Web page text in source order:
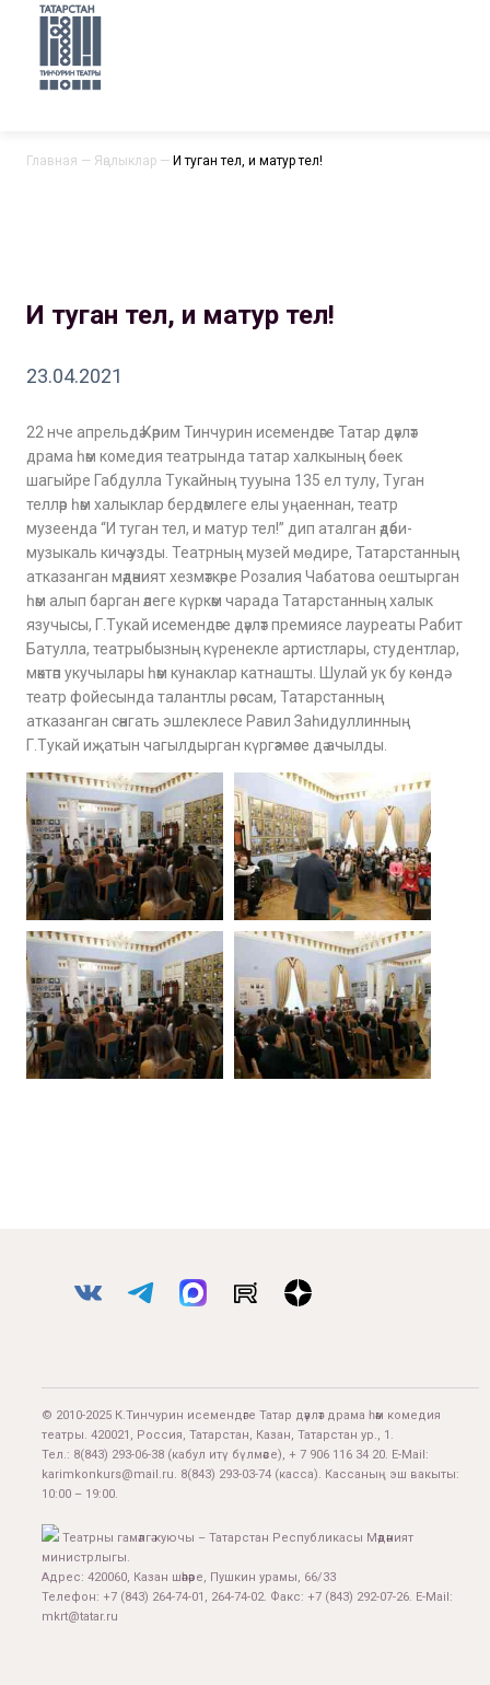
Главная — Яңалыклар — И туган тел, и матур тел!
И туган тел, и матур тел!
23.04.2021
22 нче апрельдә Кәрим Тинчурин исемендәге Татар дәүләт
драма һәм комедия театрында татар халкының бөек
шагыйре Габдулла Тукайның тууына 135 ел тулу, Туган
телләр һәм халыклар бердәмлеге елы уңаеннан, театр
музеенда “И туган тел, и матур тел!” дип аталган әдәби-
музыкаль кичә узды. Театрның музей мөдире, Татарстанның
атказанган мәдәният хезмәткәре Розалия Чабатова оештырган
һәм алып барган әлеге күркәм чарада Татарстанның халык
язучысы, Г.Тукай исемендәге дәүләт премиясе лауреаты Рабит
Батулла, театрыбызның күренекле артистлары, студентлар,
мәктәп укучылары һәм кунаклар катнашты. Шулай ук бу көндә
театр фойесында талантлы рәссам, Татарстанның
атказанган сәнгать эшлеклесе Равил Заһидуллинның
Г.Тукай иҗатын чагылдырган күргәзмәсе дә ачылды.
© 2010-2025 К.Тинчурин исемендәге Татар дәүләт драма һәм комедия
театры. 420021, Россия, Татарстан, Казан, Татарстан ур., 1.
Тел.: 8(843) 293-06-38 (кабул итү бүлмәсе), + 7 906 116 34 20. E-Mail:
karimkonkurs@mail.ru. 8(843) 293-03-74 (касса). Кассаның эш вакыты:
10:00 – 19:00.
Театрны гамәлгә куючы – Татарстан Республикасы Мәдәният
министрлыгы.
Адрес: 420060, Казан шәһәре, Пушкин урамы, 66/33
Телефон: +7 (843) 264-74-01, 264-74-02. Факс: +7 (843) 292-07-26. E-Mail:
mkrt@tatar.ru